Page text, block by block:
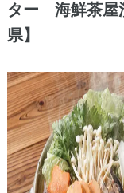
ター 海鮮茶屋
県】